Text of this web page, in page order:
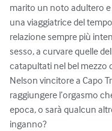
marito un noto adultero
una viaggiatrice del
relazione sempre più
sesso, a curvare quelle
catapultati nel bel mezzo
Nelson vincitore a Capo
raggiungere l’orgasmo
epoca, o sarà qualcun
inganno?